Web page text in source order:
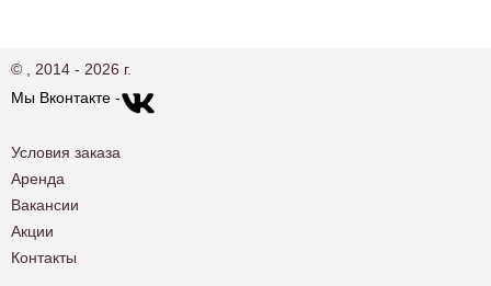
© , 2014 - 2026 г.
Мы Вконтакте -
Условия заказа
Аренда
Вакансии
Акции
Контакты